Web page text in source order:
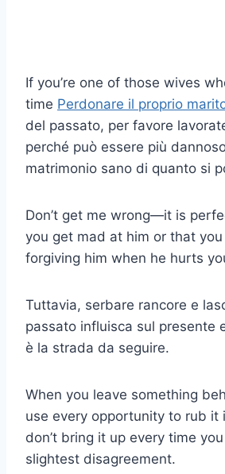
If you’re one of those wives
time Perdonare il proprio
del passato, per favore
perché può essere più
matrimonio sano di quanto si
Don’t get me wrong—it is
you get mad at him or that
forgiving him when he hurts
Tuttavia, serbare rancore e
passato influisca sul presente
è la strada da seguire.
When you leave something
use every opportunity to rub it
don’t bring it up every time
slightest disagreement.